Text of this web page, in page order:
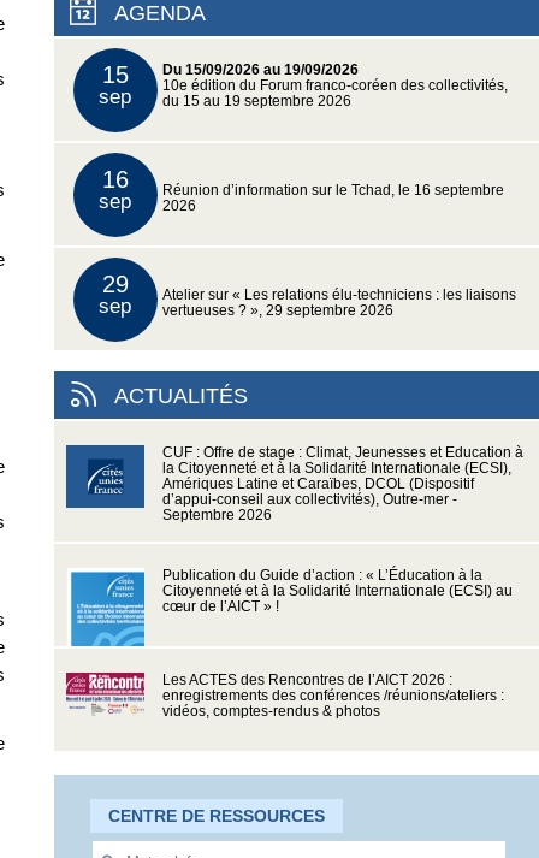
AGENDA
15
sep
Du 15/09/2026 au 19/09/2026
10e édition du Forum franco-coréen des collectivités,
du 15 au 19 septembre 2026
16
sep
Réunion d’information sur le Tchad, le 16 septembre
2026
29
sep
Atelier sur « Les relations élu-techniciens : les liaisons
vertueuses ? », 29 septembre 2026
ACTUALITÉS
CUF : Offre de stage : Climat, Jeunesses et Education à
la Citoyenneté et à la Solidarité Internationale (ECSI),
Amériques Latine et Caraïbes, DCOL (Dispositif
d’appui-conseil aux collectivités), Outre-mer -
Septembre 2026
Publication du Guide d’action : « L’Éducation à la
Citoyenneté et à la Solidarité Internationale (ECSI) au
cœur de l’AICT » !
Les ACTES des Rencontres de l’AICT 2026 :
enregistrements des conférences /réunions/ateliers :
vidéos, comptes-rendus & photos
CENTRE DE RESSOURCES